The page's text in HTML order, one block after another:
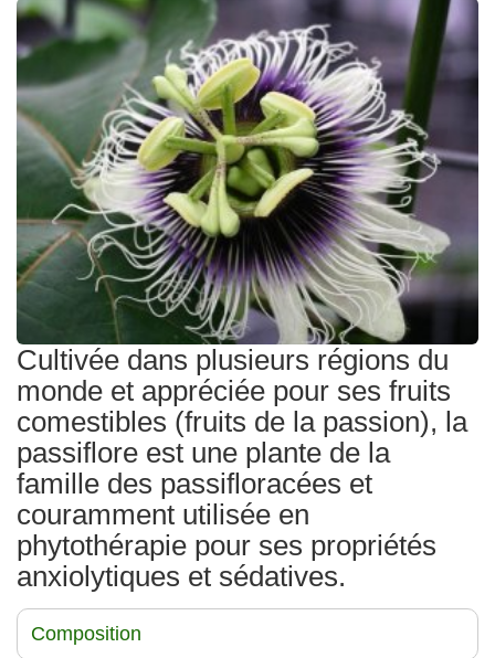
Traitements
Cultivée dans plusieurs régions du
monde et appréciée pour ses fruits
comestibles (fruits de la passion), la
passiflore est une plante de la
famille des passifloracées et
couramment utilisée en
phytothérapie pour ses propriétés
anxiolytiques et sédatives.
Composition